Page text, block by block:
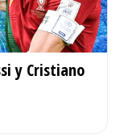
y Cristiano